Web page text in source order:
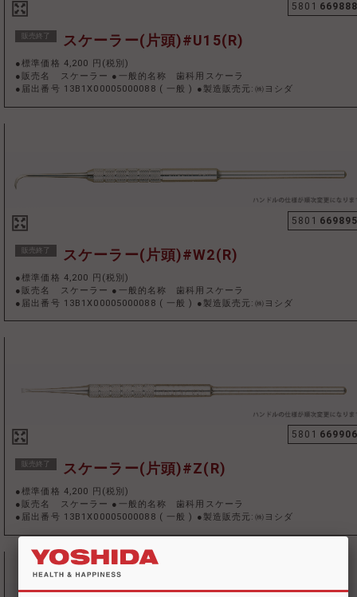
5801
販売終了 スケーラー(片頭)#U15(R)
●標準価格 4,200 円(税別)
●販売名 スケーラー ●一般的名称 歯科用スケーラ
●届出番号 13B1X00005000088 ( 一般 ) ●製造販売元:㈱ヨシダ
5801
販売終了 スケーラー(片頭)#W2(R)
●標準価格 4,200 円(税別)
●販売名 スケーラー ●一般的名称 歯科用スケーラ
●届出番号 13B1X00005000088 ( 一般) ●製造販売元:㈱ヨシダ
5801
販売終了 スケーラー(片頭)#Z(R)
●標準価格 4,200 円(税別)
●販売名 スケーラー ●一般的名称 歯科用スケーラ
●届出番号 13B1X00005000088 ( 一般 ) ●製造販売元:㈱ヨシダ